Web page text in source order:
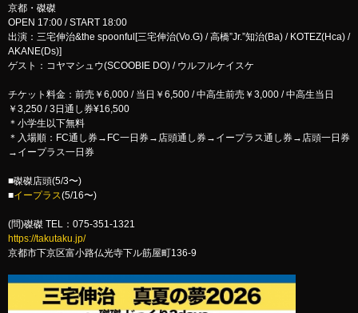
京都・磔磔
OPEN 17:00 / START 18:00
出演：三宅伸治&the spoonful[三宅伸治(Vo.G) / 高橋”Jr.”知治(Ba) / KOTEZ(Hca) /
AKANE(Ds)]
ゲスト：コヤマシュウ(SCOOBIE DO) / ウルフルケイスケ
チケット料金：前売￥6,000 / 当日￥6,500 / 中高生前売￥3,000 / 中高生当日
￥3,250 / 3日通し券¥16,500
＊小学生以下無料
＊入場順：FC通し券→FC一日券→店頭通し券→イープラス通し券→店頭一日券
→イープラス一日券
■磔磔店頭(5/3〜)
■イープラス(5/16〜)
(問)磔磔 TEL：075-351-1321
https://takutaku.jp/
京都市下京区富小路仏光寺下ル筋屋町136-9